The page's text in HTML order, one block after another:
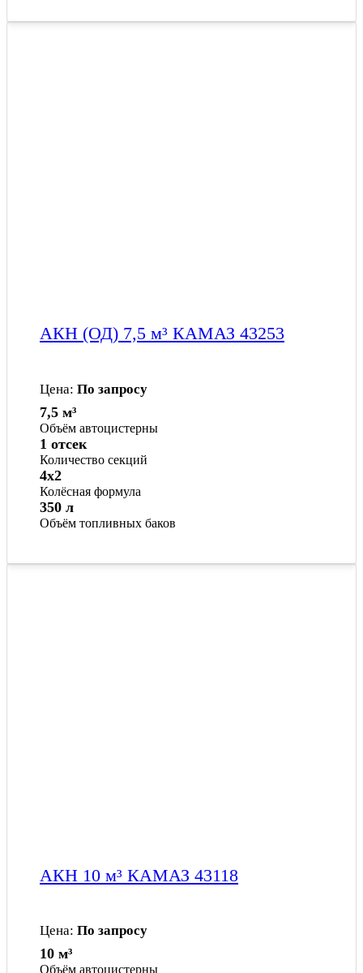
АКН (ОД) 7,5 м³ КАМАЗ 43253
Цена: По запросу
Объём автоцистерны
7,5 м³
Количество секций
1 отсек
Колёсная формула
4x2
Объём топливных баков
350 л
АКН 10 м³ КАМАЗ 43118
Цена: По запросу
Объём автоцистерны
10 м³